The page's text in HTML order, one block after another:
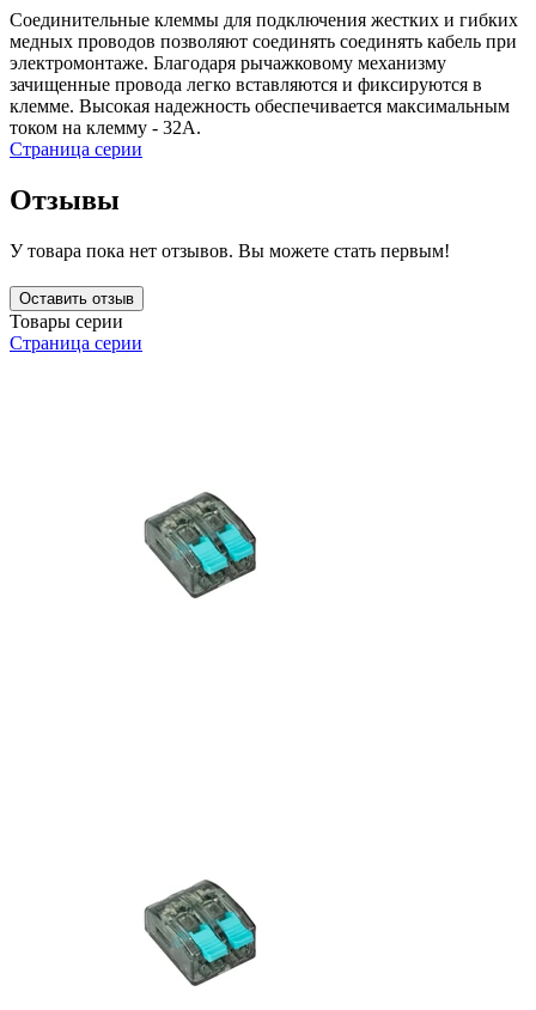
Соединительные клеммы для подключения жестких и гибких
медных проводов позволяют соединять соединять кабель при
электромонтаже. Благодаря рычажковому механизму
зачищенные провода легко вставляются и фиксируются в
клемме. Высокая надежность обеспечивается максимальным
током на клемму - 32А.
Страница серии
Отзывы
У товара пока нет отзывов. Вы можете стать первым!
Оставить отзыв
Товары серии
Страница серии